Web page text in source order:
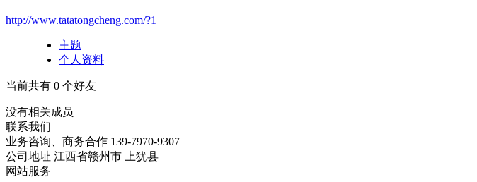
http://www.tatatongcheng.com/?1
主题
个人资料
当前共有 0 个好友
没有相关成员
联系我们
业务咨询、商务合作 139-7970-9307
公司地址 江西省赣州市
上犹县
网站服务